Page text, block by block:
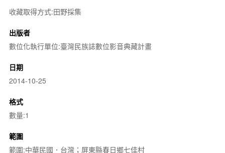
收藏取得方式:田野採集
出版者
數位化執行單位:臺灣民族誌數位影音典藏計畫
日期
2014-10-25
格式
數量:1
範圍
範圍:中華民國．台灣；屏東縣春日鄉七佳村